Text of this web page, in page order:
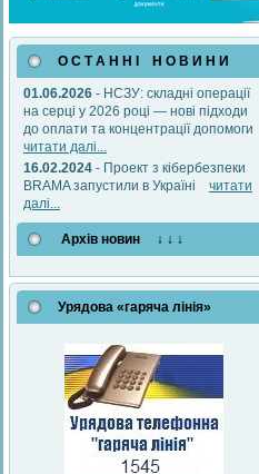
О С Т А Н Н І Н О В И Н И
01.06.2026 - НСЗУ: складні операції
на серці у 2026 році — нові підходи
до оплати та концентрації допомоги
читати далі...
16.02.2024 - Проект з кібербезпеки
BRAMA запустили в Україні читати
далі...
Архів новин ↓ ↓ ↓
Урядова «гаряча лінія»